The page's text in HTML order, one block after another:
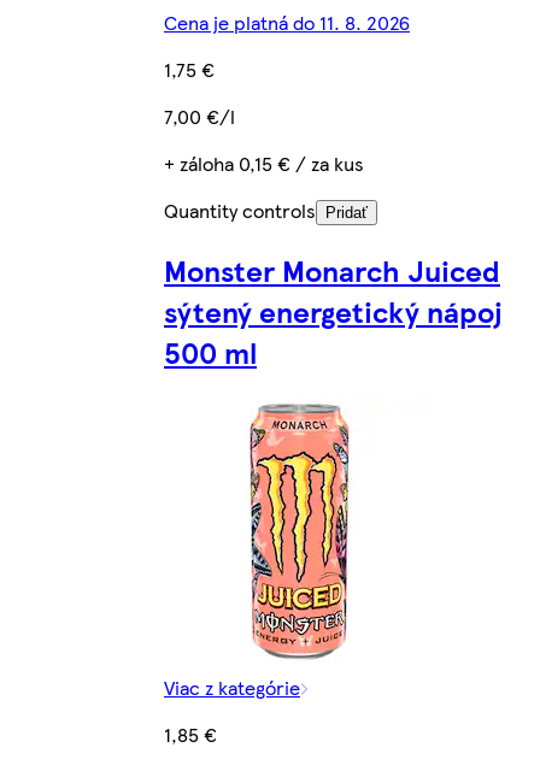
Cena je platná do 11. 8. 2026
1,75 €
7,00 €/l
+ záloha 0,15 € / za kus
Quantity controls
Pridať
Monster Monarch Juiced
sýtený energetický nápoj
500 ml
Viac z kategórie
1,85 €